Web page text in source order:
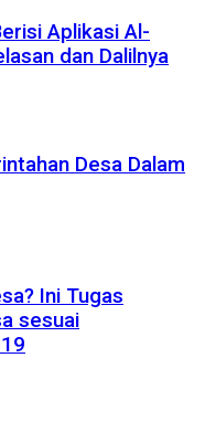
Aplikasi Al-
dan Dalilnya
Desa Dalam
Ini Tugas
sesuai